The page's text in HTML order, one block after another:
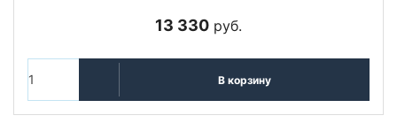
13 330 руб.
В корзину